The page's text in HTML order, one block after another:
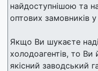
найдоступнішою та
оптових замовників
Якщо Ви шукаєте
холодоагентів, то
якісний заводський